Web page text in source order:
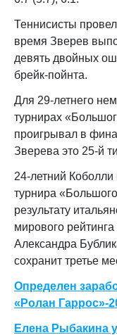
Теннисисты
время Зверев
девять двойных
брейк-пойнта.
Для 29-летнего
турнирах
проигрывал в
Зверева это 25-й
24-летний
турнира
результату
мирового
Александра
сохранит третье
Определен
«Ролан Гаррос»-
Елена Рыбакина